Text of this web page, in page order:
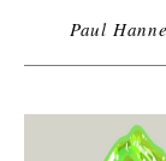
Paul